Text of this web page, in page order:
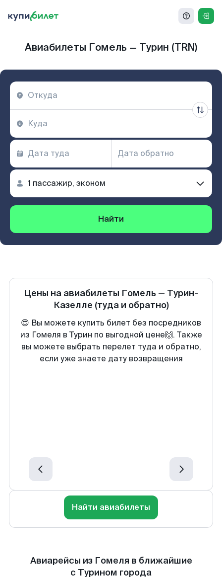
Авиабилеты Гомель — Турин (TRN)
Найти
Цены на авиабилеты Гомель — Турин-
Казелле (туда и обратно)
😍 Вы можете купить билет без посредников
из Гомеля в Турин по выгодной цене🙌. Также
вы можете выбрать перелет туда и обратно,
если уже знаете дату возвращения
Найти авиабилеты
Авиарейсы из Гомеля в ближайшие
с Турином города